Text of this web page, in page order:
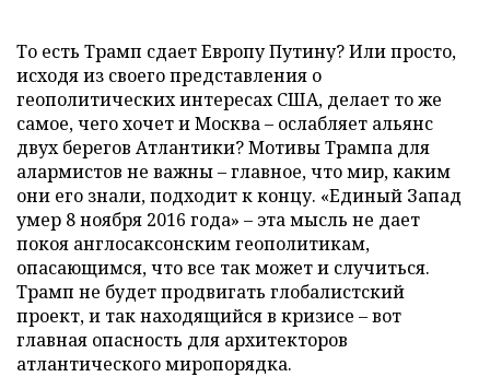
То есть Трамп сдает Европу Путину? Или просто,
исходя из своего представления о
геополитических интересах США, делает то же
самое, чего хочет и Москва – ослабляет альянс
двух берегов Атлантики? Мотивы Трампа для
алармистов не важны – главное, что мир, каким
они его знали, подходит к концу. «Единый Запад
умер 8 ноября 2016 года» – эта мысль не дает
покоя англосаксонским геополитикам,
опасающимся, что все так может и случиться.
Трамп не будет продвигать глобалистский
проект, и так находящийся в кризисе – вот
главная опасность для архитекторов
атлантического миропорядка.